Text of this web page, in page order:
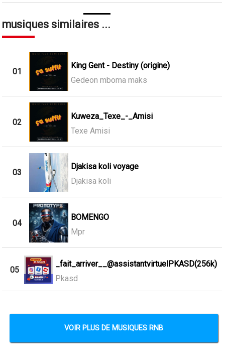
musiques similaires ...
01
King Gent - Destiny (origine)
Gedeon mboma maks
02
Kuweza_Texe_-_Amisi
Texe Amisi
03
Djakisa koli voyage
Djakisa koli
04
BOMENGO
Mpr
05
_fait_arriver__@assistantvirtuelPKASD(256k)
Pkasd
VOIR PLUS DE MUSIQUES RNB